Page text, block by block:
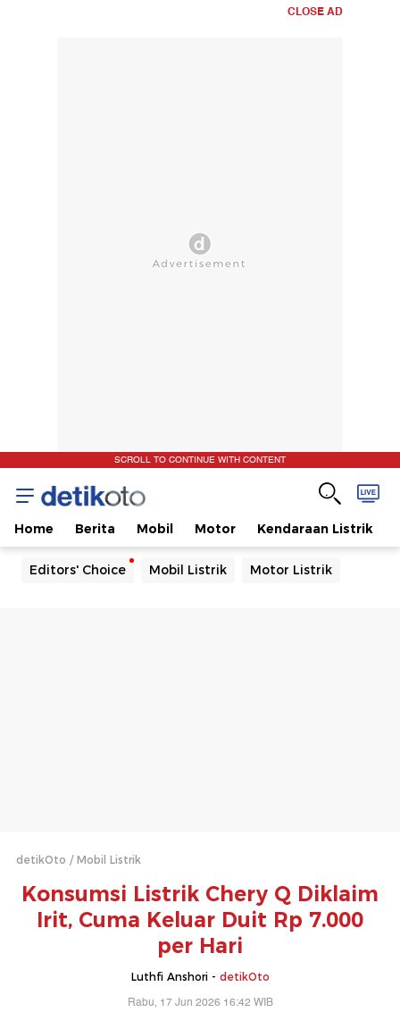
CLOSE AD
SCROLL TO CONTINUE WITH CONTENT
Home Berita Mobil Motor Kendaraan Listrik
Editors' Choice Mobil Listrik Motor Listrik
detikOto Mobil Listrik
Konsumsi Listrik Chery Q Diklaim
Irit, Cuma Keluar Duit Rp 7.000
per Hari
Luthfi Anshori - detikOto
Rabu, 17 Jun 2026 16:42 WIB